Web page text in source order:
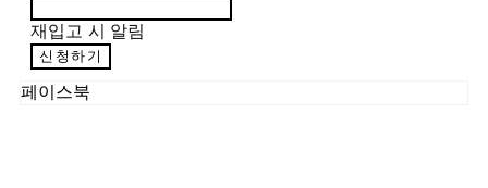
재입고 시 알림
신청하기
페이스북